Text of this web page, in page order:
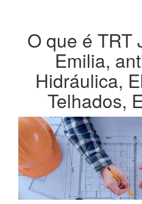
O que é TRT
Emilia,
Hidráulica,
Telhados,